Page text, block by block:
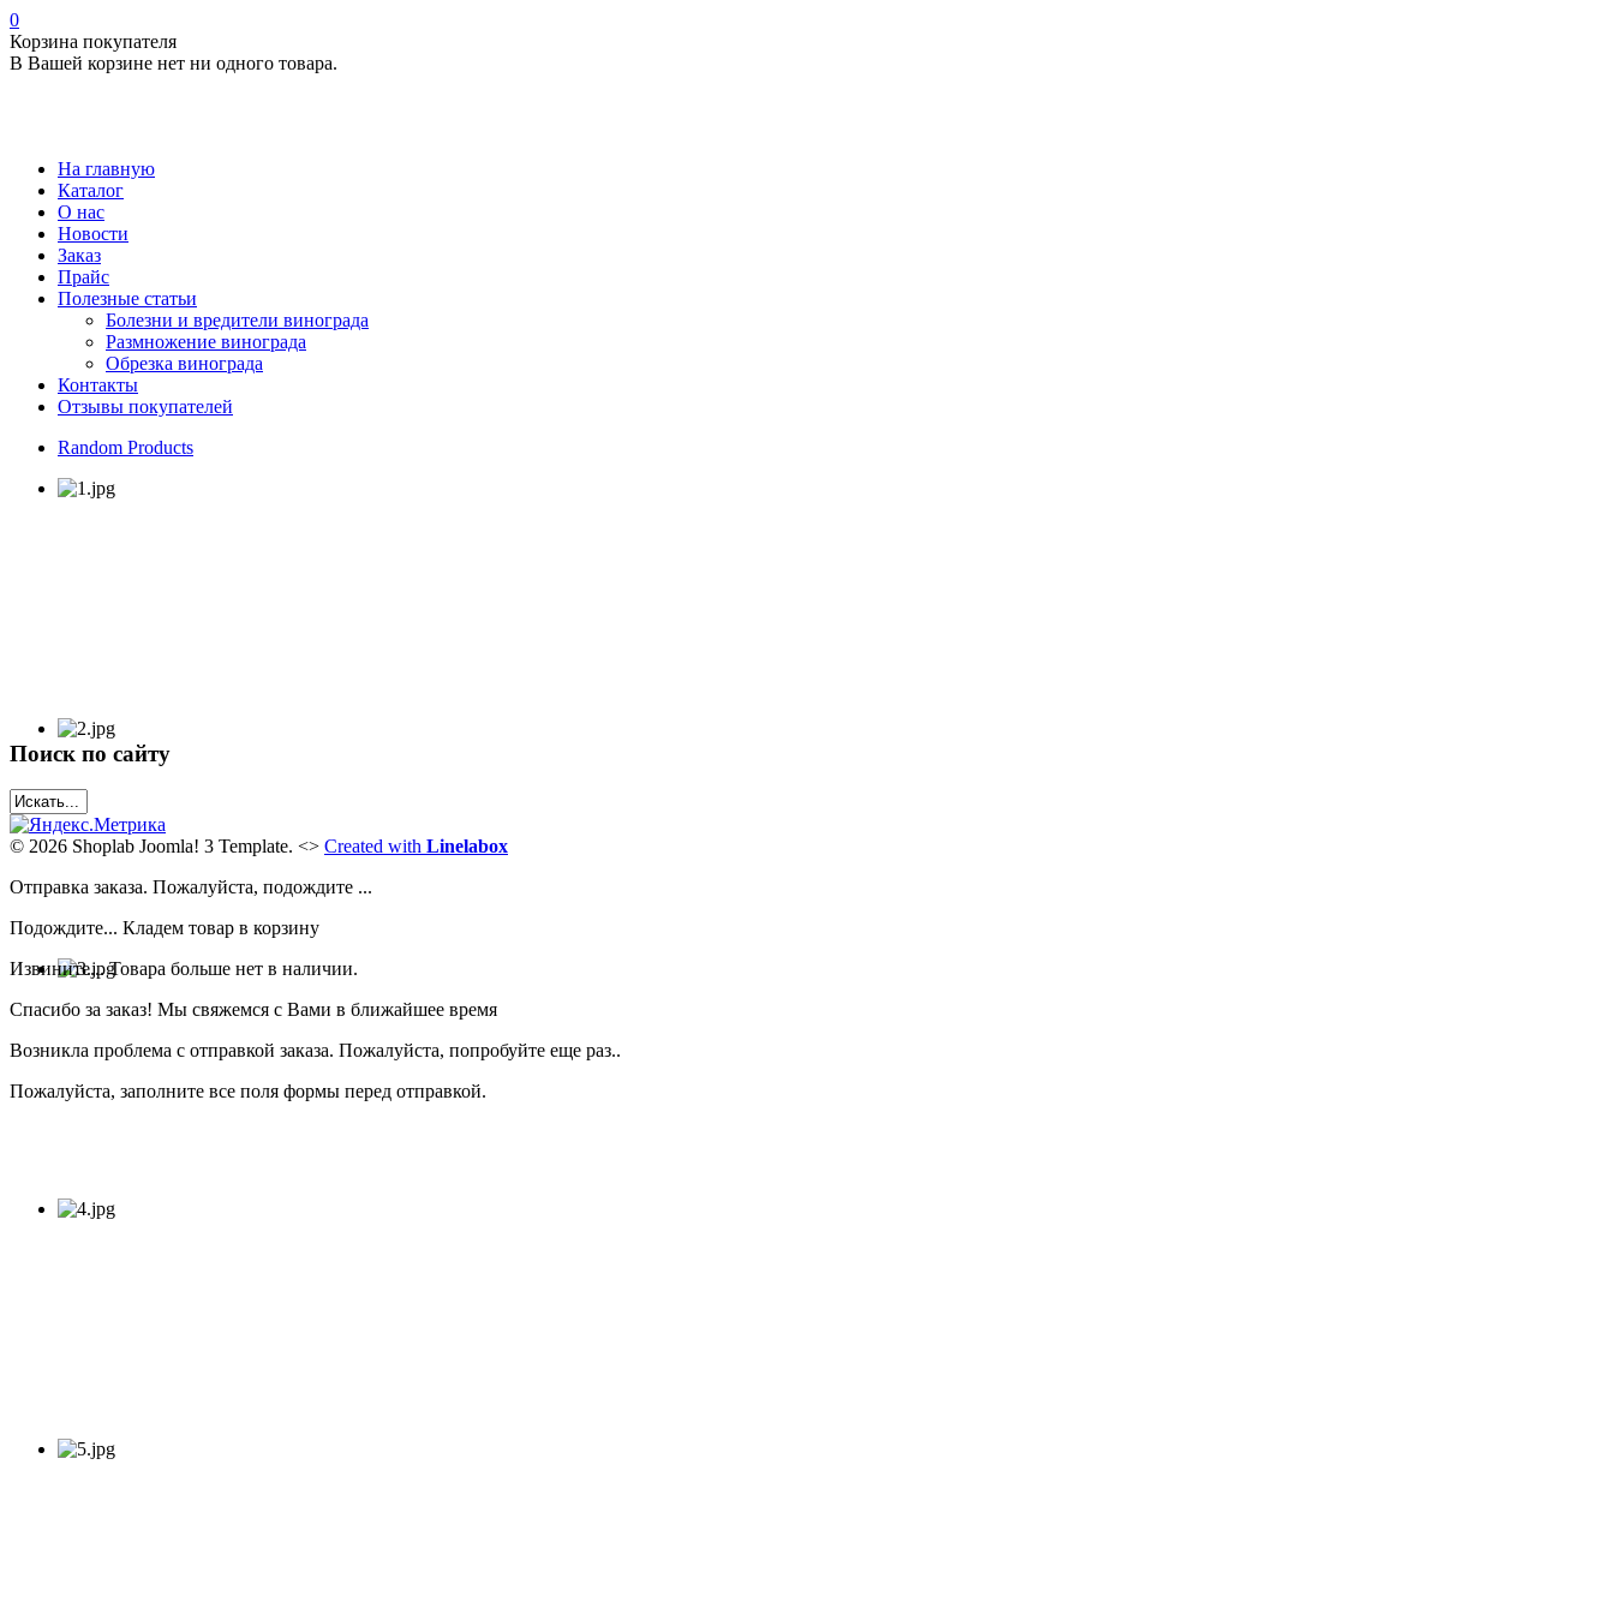
0
Корзина покупателя
В Вашей корзине нет ни одного товара.
На главную
Каталог
О нас
Новости
Заказ
Прайс
Полезные статьи
Болезни и вредители винограда
Размножение винограда
Обрезка винограда
Контакты
Отзывы покупателей
Random Products
Поиск по сайту
© 2026 Shoplab Joomla! 3 Template. <> Created with Linelabox
Отправка заказа. Пожалуйста, подождите ...
Подождите... Кладем товар в корзину
Извините... Товара больше нет в наличии.
Спасибо за заказ! Мы свяжемся с Вами в ближайшее время
Возникла проблема с отправкой заказа. Пожалуйста, попробуйте еще раз..
Пожалуйста, заполните все поля формы перед отправкой.